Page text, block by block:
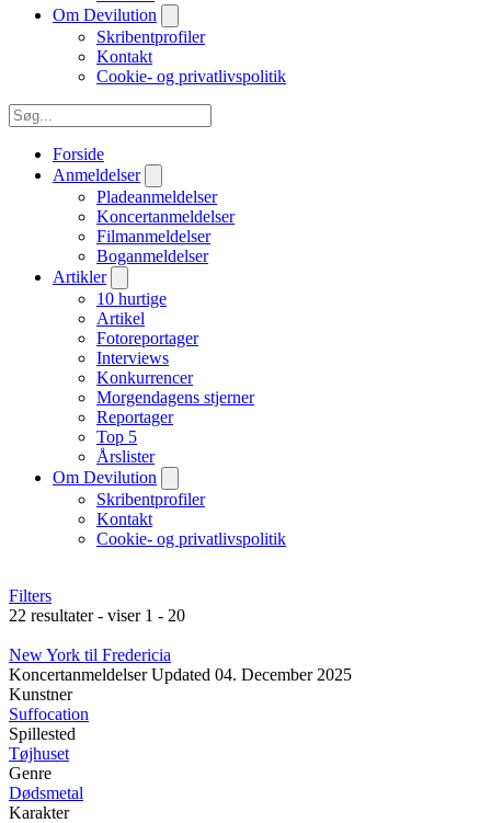
Om Devilution
Skribentprofiler
Kontakt
Cookie- og privatlivspolitik
Forside
Anmeldelser
Pladeanmeldelser
Koncertanmeldelser
Filmanmeldelser
Boganmeldelser
Artikler
10 hurtige
Artikel
Fotoreportager
Interviews
Konkurrencer
Morgendagens stjerner
Reportager
Top 5
Årslister
Om Devilution
Skribentprofiler
Kontakt
Cookie- og privatlivspolitik
Filters
22 resultater - viser 1 - 20
New York til Fredericia
Koncertanmeldelser Updated 04. December 2025
Kunstner
Suffocation
Spillested
Tøjhuset
Genre
Dødsmetal
Karakter